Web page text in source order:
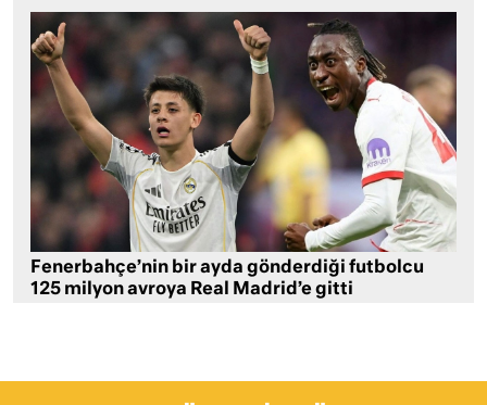
Fenerbahçe’nin bir ayda gönderdiği futbolcu
125 milyon avroya Real Madrid’e gitti